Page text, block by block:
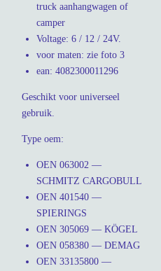
truck aanhangwagen of
camper
Voltage: 6 / 12 / 24V.
voor maten: zie foto 3
ean: 4082300011296
Geschikt voor universeel
gebruik.
Type oem:
OEN 063002 —
SCHMITZ CARGOBULL
OEN 401540 —
SPIERINGS
OEN 305069 — KÖGEL
OEN 058380 — DEMAG
OEN 33135800 —